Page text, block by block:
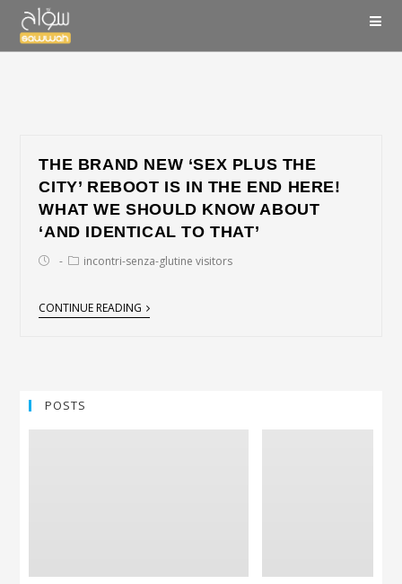
THE BRAND NEW ‘SEX PLUS THE
CITY’ REBOOT IS IN THE END HERE!
WHAT WE SHOULD KNOW ABOUT
‘AND IDENTICAL TO THAT’
incontri-senza-glutine visitors
CONTINUE READING
POSTS